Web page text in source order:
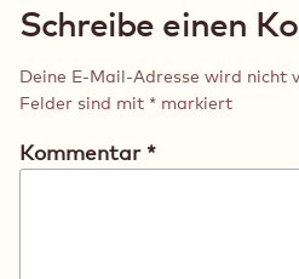
Schreibe einen
Deine E-Mail-Adresse wird nicht
Felder sind mit * markiert
Kommentar *